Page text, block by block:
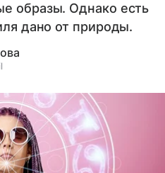
образы. Однако есть
дано от природы.